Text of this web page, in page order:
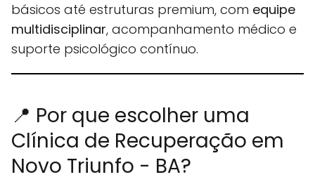
básicos até estruturas premium, com equipe
multidisciplinar, acompanhamento médico e
suporte psicológico contínuo.
📍 Por que escolher uma
Clínica de Recuperação em
Novo Triunfo - BA?